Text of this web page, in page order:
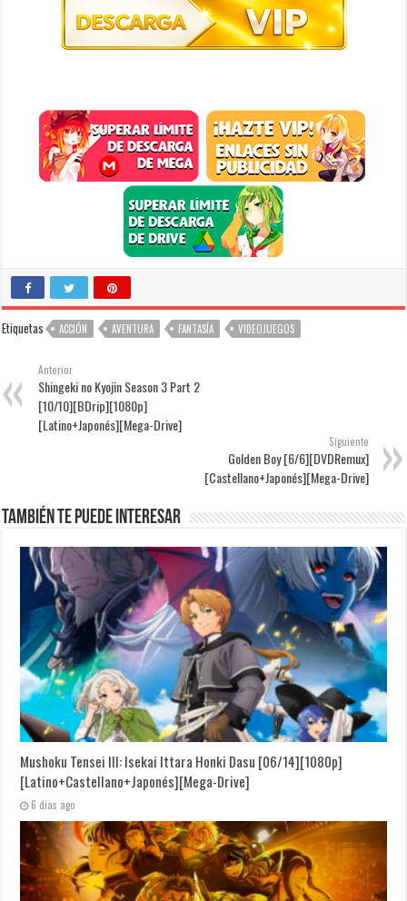
Etiquetas ACCIÓN AVENTURA FANTASÍA VIDEOJUEGOS
Anterior
Shingeki no Kyojin Season 3 Part 2
[10/10][BDrip][1080p]
[Latino+Japonés][Mega-Drive]
Siguiente
Golden Boy [6/6][DVDRemux]
[Castellano+Japonés][Mega-Drive]
También te puede interesar
Mushoku Tensei III: Isekai Ittara Honki Dasu [06/14][1080p]
[Latino+Castellano+Japonés][Mega-Drive]
6 días ago